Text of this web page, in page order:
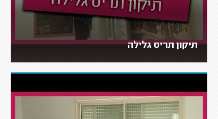
תיקון תריס גלילה